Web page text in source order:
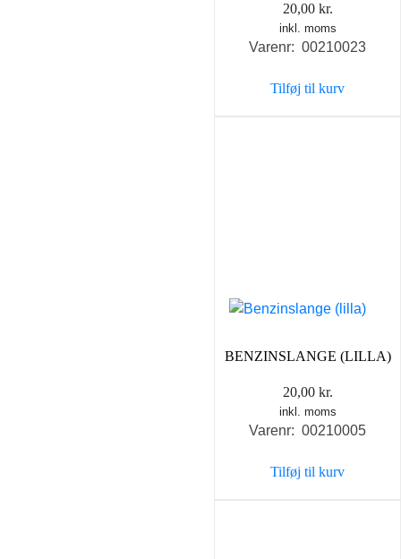
20,00 kr.
inkl. moms
Varenr: 00210023
Tilføj til kurv
BENZINSLANGE (LILLA)
20,00 kr.
inkl. moms
Varenr: 00210005
Tilføj til kurv